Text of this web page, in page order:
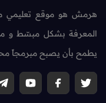
هرمش هو موقع تعليمي
المعرفة بشكل مبسّط و
يطمح بأن يصبح مبرمجاً